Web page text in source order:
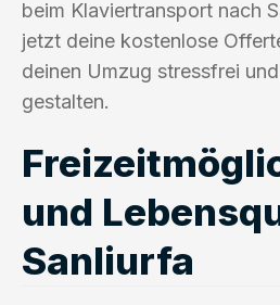
beim Klaviertransport nach
jetzt deine kostenlose
deinen Umzug stressfrei
gestalten.
und
Sanliurfa